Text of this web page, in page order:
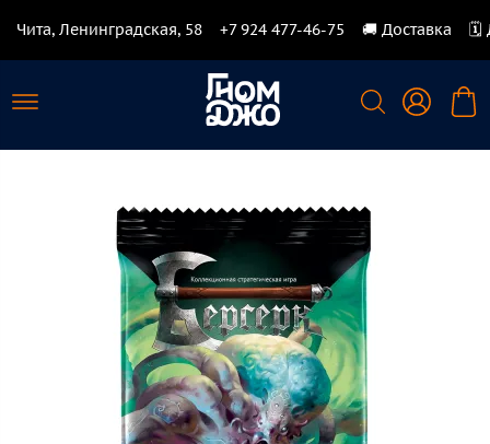
Чита, Ленинградская, 58 +7 924 477-46-75 🚚 Доставка 🗓️